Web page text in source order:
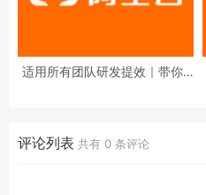
适用所有团队研发提效｜带你1
评论列表 共有 0 条评论